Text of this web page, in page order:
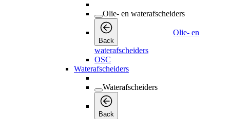
Olie- en waterafscheiders
Back
Olie- en
waterafscheiders
OSC
Waterafscheiders
Waterafscheiders
Back